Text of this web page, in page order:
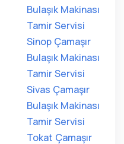
Bulaşık Makinası
Tamir Servisi
Sinop Çamaşır
Bulaşık Makinası
Tamir Servisi
Sivas Çamaşır
Bulaşık Makinası
Tamir Servisi
Tokat Çamaşır